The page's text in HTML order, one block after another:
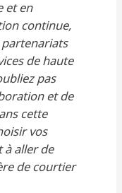
et en
continue,
de haute
pas
et de
cette
vos
à aller de
de courtier